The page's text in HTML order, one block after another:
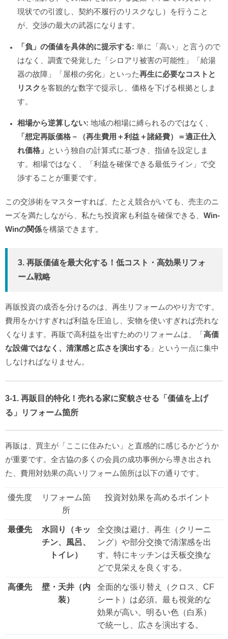
現状での引渡し、契約不履行のリスクなし）を行うこと
が、交渉の最大の武器になります。
「負」の価値を具体的に提示する: 単に「高い」と言うので
はなく、調査で発覚した「シロアリ被害の可能性」「給湯
器の故障」「屋根の劣化」といった再生に必要なコストと
リスク を客観的な数字で提示し、価格を下げる根拠としま
す。
相場から逆算しない: 地域の相場に縛られるのではなく、
「想定再販価格－（再生費用＋利益＋諸経費）＝適正仕入
れ価格」 という独自の計算式に基づき、指値を設定しま
す。相場ではなく、「利益を確保できる最低ライン」で交
渉することが重要です。
この交渉術をマスターすれば、たとえ競合がいても、売主のニ
ーズを満たしながら、私たち投資家も利益を確保できる、 Win-
Winの関係を構築できます。
3. 再販価値を最大化する！低コスト・高効果リフォ
ーム戦略
再販投資の成否を分けるのは、再生リフォームのやり方です。
費用をかけすぎれば利益を圧迫し、安物を使いすぎれば売れな
くなります。再販で高利益を出すためのリフォームは、「高価
な設備ではなく、清潔感と広さを演出する 」という一点に集中
しなければなりません。
3-1. 再販目的特化！売れる家に変貌させる「価値を上げ
る」リフォーム箇所
再販は、買主が「ここに住みたい」と直感的に感じるかどうか
が重要です。全古協の多くの会員の成功事例から導き出され
た、費用対効果の高いリフォーム箇所は以下の通りです。
優先度
リフォーム箇
所
投資対効果を高めるポイント
最優先
水回り（キッ
チン、風呂、
トイレ）
全交換は避け、再生（クリーニ
ング）や部分交換で清潔感を出
す。特にキッチンは天板交換な
どで見栄えを良くする。
高優先
壁・天井（内
装）
全面的な張り替え（クロス、CF
シート）は必須。最も視覚的な
効果が高い。明るい色（白系）
で統一し、広さを演出する。